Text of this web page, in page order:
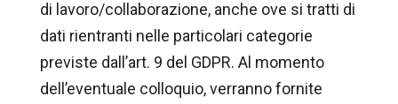
di lavoro/collaborazione, anche ove si tratti di
dati rientranti nelle particolari categorie
previste dall’art. 9 del GDPR. Al momento
dell’eventuale colloquio, verranno fornite